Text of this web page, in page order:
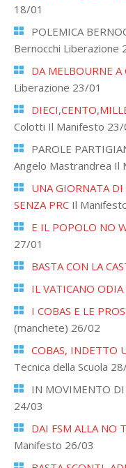
18/01
POLEMICA
Bernocchi Liberazione
DA MELBOURNE A
Liberazione 23/01
Colotti Il Manifesto 23/
PAROLE
Angelo Mastrandrea Il
UNA GIORNATA
SENZA PRC Il
E IL POPOLO NO
27/01
BASTA CON LA
IL VATICANO
I COBAS E LE
(manchete) 26/02
COBAS, INDETTO
Tecnica della Scuola
IN MOVIMENTO
24/03
DAI FSM ALLA NO
Manifesto 26/03